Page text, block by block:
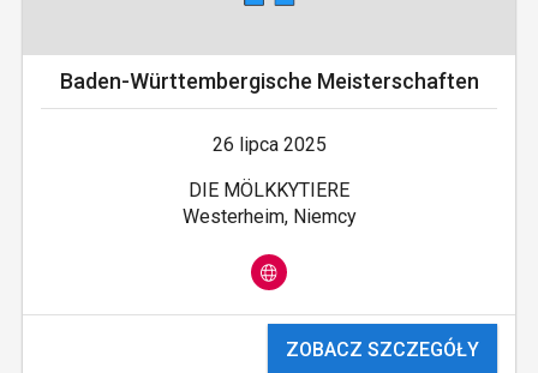
Baden-Württembergische Meisterschaften
26 lipca 2025
DIE MÖLKKYTIERE
Westerheim, Niemcy
ZOBACZ SZCZEGÓŁY